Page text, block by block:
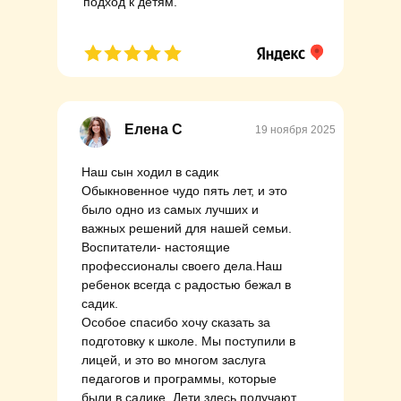
Наш сын ходил в садик
Обыкновенное чудо пять лет, и это
было одно из самых лучших и
важных решений для нашей семьи.
Воспитатели- настоящие
профессионалы своего дела.Наш
ребенок всегда с радостью бежал в
садик.
Особое спасибо хочу сказать за
подготовку к школе. Мы поступили в
лицей, и это во многом заслуга
педагогов и программы, которые
были в садике. Дети здесь получают
Елена С 19 ноября 2025